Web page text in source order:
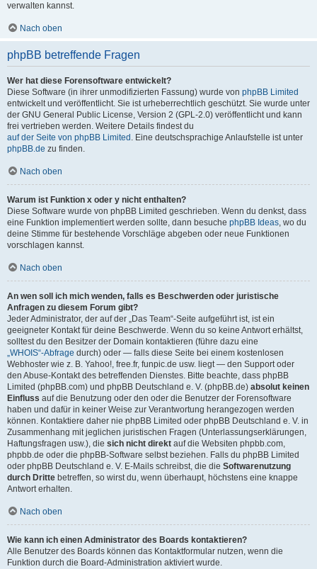
verwalten kannst.
Nach oben
phpBB betreffende Fragen
Wer hat diese Forensoftware entwickelt?
Diese Software (in ihrer unmodifizierten Fassung) wurde von phpBB Limited
entwickelt und veröffentlicht. Sie ist urheberrechtlich geschützt. Sie wurde unter
der GNU General Public License, Version 2 (GPL-2.0) veröffentlicht und kann
frei vertrieben werden. Weitere Details findest du
auf der Seite von phpBB Limited . Eine deutschsprachige Anlaufstelle ist unter
phpBB.de zu finden.
Nach oben
Warum ist Funktion x oder y nicht enthalten?
Diese Software wurde von phpBB Limited geschrieben. Wenn du denkst, dass
eine Funktion implementiert werden sollte, dann besuche phpBB Ideas, wo du
deine Stimme für bestehende Vorschläge abgeben oder neue Funktionen
vorschlagen kannst.
Nach oben
An wen soll ich mich wenden, falls es Beschwerden oder juristische
Anfragen zu diesem Forum gibt?
Jeder Administrator, der auf der „Das Team“-Seite aufgeführt ist, ist ein
geeigneter Kontakt für deine Beschwerde. Wenn du so keine Antwort erhältst,
solltest du den Besitzer der Domain kontaktieren (führe dazu eine
„WHOIS“-Abfrage durch) oder — falls diese Seite bei einem kostenlosen
Webhoster wie z. B. Yahoo!, free.fr, funpic.de usw. liegt — den Support oder
den Abuse-Kontakt des betreffenden Dienstes. Bitte beachte, dass phpBB
Limited (phpBB.com) und phpBB Deutschland e. V. (phpBB.de) absolut keinen
Einfluss auf die Benutzung oder den oder die Benutzer der Forensoftware
haben und dafür in keiner Weise zur Verantwortung herangezogen werden
können. Kontaktiere daher nie phpBB Limited oder phpBB Deutschland e. V. in
Zusammenhang mit jeglichen juristischen Fragen (Unterlassungserklärungen,
Haftungsfragen usw.), die sich nicht direkt auf die Websiten phpbb.com,
phpbb.de oder die phpBB-Software selbst beziehen. Falls du phpBB Limited
oder phpBB Deutschland e. V. E-Mails schreibst, die die Softwarenutzung
durch Dritte betreffen, so wirst du, wenn überhaupt, höchstens eine knappe
Antwort erhalten.
Nach oben
Wie kann ich einen Administrator des Boards kontaktieren?
Alle Benutzer des Boards können das Kontaktformular nutzen, wenn die
Funktion durch die Board-Administration aktiviert wurde.